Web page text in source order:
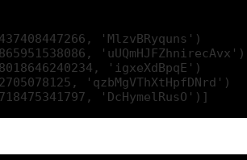
'MlzvBRyquns')
'uUQmHJFZhnirecAvx')
'igxeXdBpqE')
'qzbMgVThXtHpfDNrd')
'DcHymelRusO')]